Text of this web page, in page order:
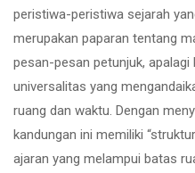
peristiwa-peristiwa sejarah
merupakan paparan tentang
pesan-pesan petunjuk,
universalitas yang
ruang dan waktu. Dengan
kandungan ini memiliki
ajaran yang melampui batas